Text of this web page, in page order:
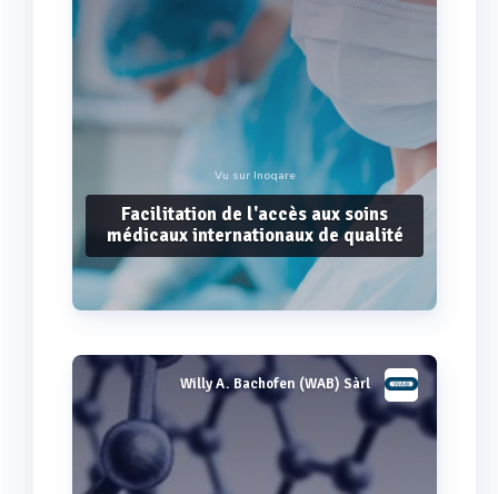
Vu sur Inoqare
Facilitation de l'accès aux soins
médicaux internationaux de qualité
Voir plus
Willy A. Bachofen (WAB) Sàrl